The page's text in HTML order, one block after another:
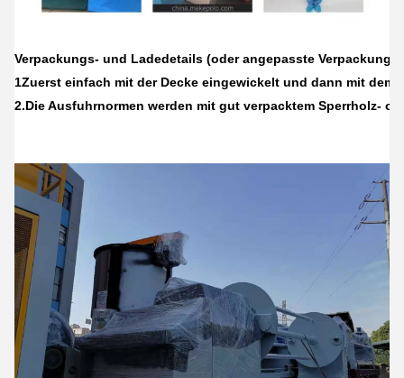
Verpackungs- und Ladedetails (oder angepasste
1Zuerst einfach mit der Decke eingewickelt und dann mit dem
2.Die Ausfuhrnormen werden mit gut verpacktem Sperrholz-